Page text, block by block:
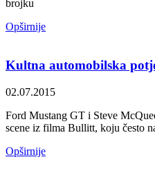
brojku
Opširnije
Kultna automobilska
02.07.2015
Ford Mustang GT i Steve
scene iz filma Bullitt, koju često
Opširnije